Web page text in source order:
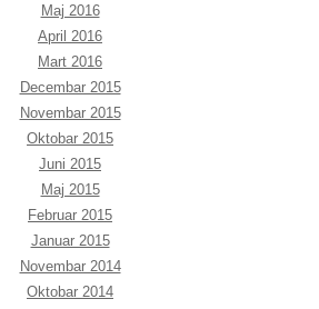
Maj 2016
April 2016
Mart 2016
Decembar 2015
Novembar 2015
Oktobar 2015
Juni 2015
Maj 2015
Februar 2015
Januar 2015
Novembar 2014
Oktobar 2014